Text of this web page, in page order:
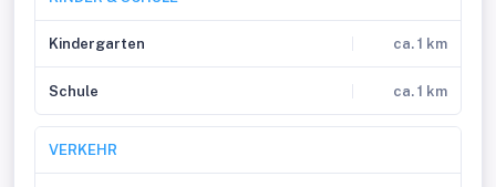
Kindergarten ca. 1 km
Schule ca. 1 km
VERKEHR